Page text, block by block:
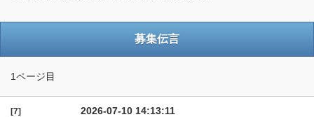
募集伝言
1ページ目
[7]
2026-07-10 14:13:11